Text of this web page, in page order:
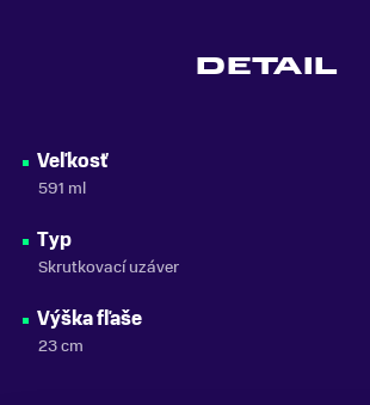
DETAIL
Veľkosť
591 ml
Typ
Skrutkovací uzáver
Výška fľaše
23 cm